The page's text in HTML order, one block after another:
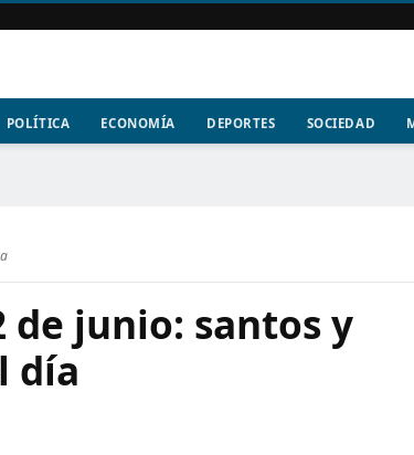
POLÍTICA ECONOMÍA DEPORTES SOCIEDAD
de junio: santos y
día